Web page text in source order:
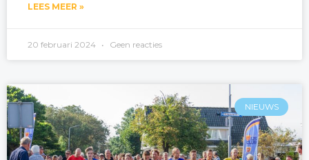
LEES MEER »
20 februari 2024 Geen reacties
NIEUWS